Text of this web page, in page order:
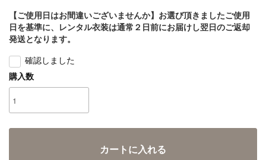
【ご使用日はお間違いございませんか】お選び頂きましたご使用
日を基準に、レンタル衣装は通常２日前にお届けし翌日のご返却
発送となります。
確認しました
購入数
カートに入れる